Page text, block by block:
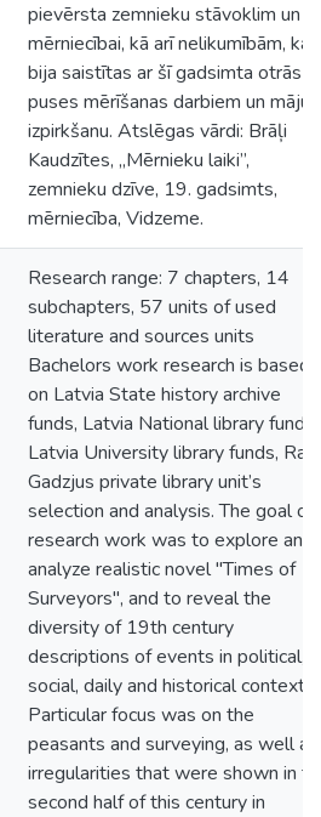
pievērsta zemnieku stāvoklim un
mērniecībai, kā arī nelikumībām, kas
bija saistītas ar šī gadsimta otrās
puses mērīšanas darbiem un māju
izpirkšanu. Atslēgas vārdi: Brāļi
Kaudzītes, „Mērnieku laiki”,
zemnieku dzīve, 19. gadsimts,
mērniecība, Vidzeme.
Research range: 7 chapters, 14
subchapters, 57 units of used
literature and sources units
Bachelors work research is based
on Latvia State history archive
funds, Latvia National library funds,
Latvia University library funds,
Gadzjus private library unit’s
selection and analysis. The goal of
research work was to explore and
analyze realistic novel "Times of
Surveyors", and to reveal the
diversity of 19th century
descriptions of events in political,
social, daily and historical context.
Particular focus was on the
peasants and surveying, as well as
irregularities that were shown in
second half of this century in